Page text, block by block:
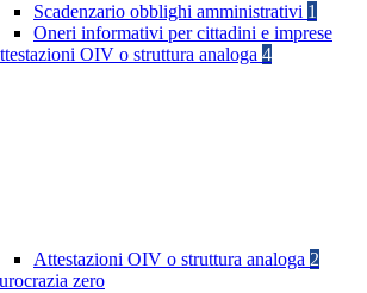
Scadenzario obblighi amministrativi 1
Oneri informativi per cittadini e imprese
OIV o struttura analoga 4
Attestazioni OIV o struttura analoga 2
zero